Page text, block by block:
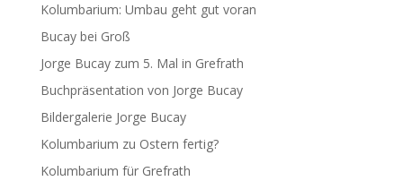
Kolumbarium: Umbau geht gut voran
Bucay bei Groß
Jorge Bucay zum 5. Mal in Grefrath
Buchpräsentation von Jorge Bucay
Bildergalerie Jorge Bucay
Kolumbarium zu Ostern fertig?
Kolumbarium für Grefrath